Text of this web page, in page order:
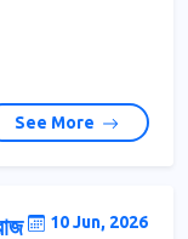
See More
10 Jun, 2026